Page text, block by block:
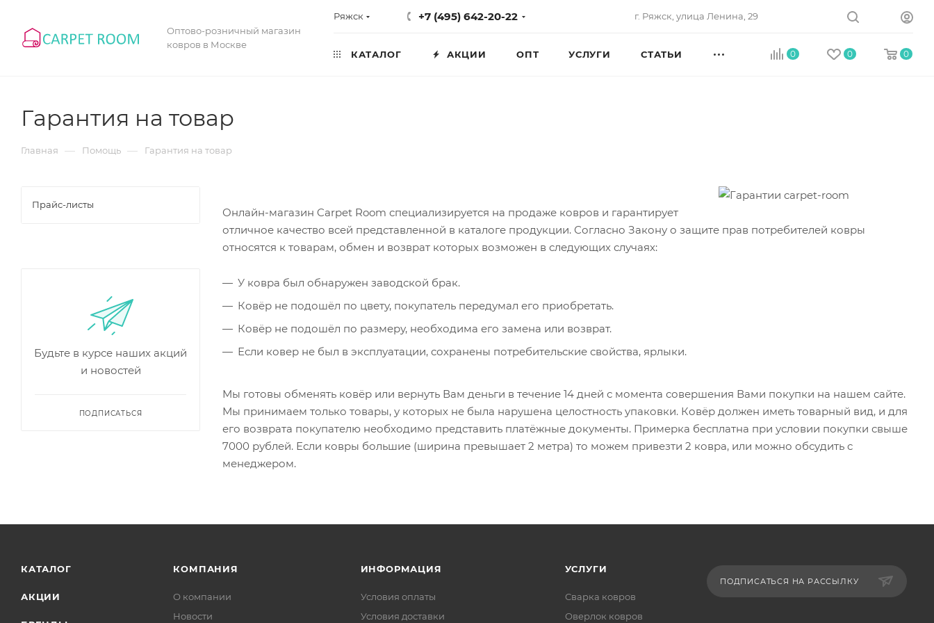
Оптово-розничный магазин
ковров в Москве
Ряжск +7 (495) 642-20-22 г. Ряжск, улица Ленина, 29
0 0 0
КАТАЛОГ АКЦИИ ОПТ УСЛУГИ СТАТЬИ
Гарантия на товар
Главная — Помощь — Гарантия на товар
Онлайн-магазин Carpet Room специализируется на продаже ковров и гарантирует
отличное качество всей представленной в каталоге продукции. Согласно Закону о защите прав потребителей ковры
относятся к товарам, обмен и возврат которых возможен в следующих случаях:
У ковра был обнаружен заводской брак.
Ковёр не подошёл по цвету, покупатель передумал его приобретать.
Ковёр не подошёл по размеру, необходима его замена или возврат.
Если ковер не был в эксплуатации, сохранены потребительские свойства, ярлыки.
Мы готовы обменять ковёр или вернуть Вам деньги в течение 14 дней с момента совершения Вами покупки на нашем сайте.
Мы принимаем только товары, у которых не была нарушена целостность упаковки. Ковёр должен иметь товарный вид, и для
его возврата покупателю необходимо представить платёжные документы. Примерка бесплатна при условии покупки свыше
7000 рублей. Если ковры большие (ширина превышает 2 метра) то можем привезти 2 ковра, или можно обсудить с
менеджером.
Прайс-листы
Будьте в курсе наших акций
и новостей
ПОДПИСАТЬСЯ
КАТАЛОГ
АКЦИИ
КОМПАНИЯ
О компании
Новости
ИНФОРМАЦИЯ
Условия оплаты
Условия доставки
УСЛУГИ
Сварка ковров
Оверлок ковров
ПОДПИСАТЬСЯ НА РАССЫЛКУ